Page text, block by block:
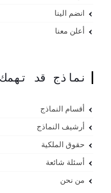
انضم الينا
أعلن معنا
نماذج قد تهمك
أقسام النماذج
أرشيف النماذج
حقوق الملكية
أسئلة شائعة
من نحن